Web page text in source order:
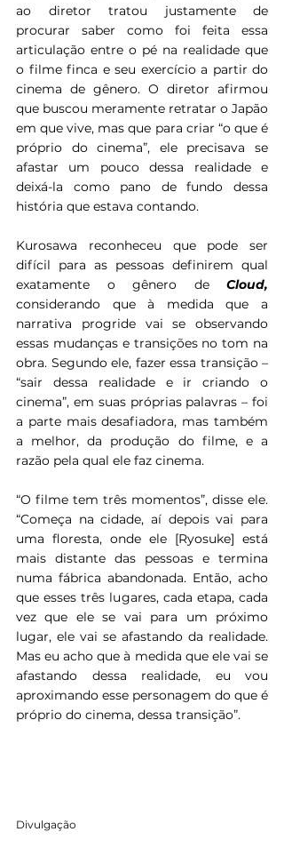
ao diretor tratou justamente de
procurar saber como foi feita essa
articulação entre o pé na realidade que
o filme finca e seu exercício a partir do
cinema de gênero. O diretor afirmou
que buscou meramente retratar o Japão
em que vive, mas que para criar “o que é
próprio do cinema”, ele precisava se
afastar um pouco dessa realidade e
deixá-la como pano de fundo dessa
história que estava contando.
Kurosawa reconheceu que pode ser
difícil para as pessoas definirem qual
exatamente o gênero de
considerando que à medida que a
narrativa progride vai se observando
essas mudanças e transições no tom na
obra. Segundo ele, fazer essa transição –
“sair dessa realidade e ir criando o
cinema”, em suas próprias palavras – foi
a parte mais desafiadora, mas também
a melhor, da produção do filme, e a
razão pela qual ele faz cinema.
“O filme tem três momentos”, disse ele.
“Começa na cidade, aí depois vai para
uma floresta, onde ele [Ryosuke] está
mais distante das pessoas e termina
numa fábrica abandonada. Então, acho
que esses três lugares, cada etapa, cada
vez que ele se vai para um próximo
lugar, ele vai se afastando da realidade.
Mas eu acho que à medida que ele vai se
afastando dessa realidade, eu vou
aproximando esse personagem do que é
próprio do cinema, dessa transição”.
Divulgação